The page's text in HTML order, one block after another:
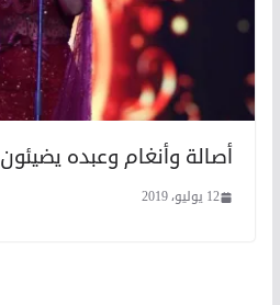
أصالة وأنغام وعبده
12 يوليو، 2019